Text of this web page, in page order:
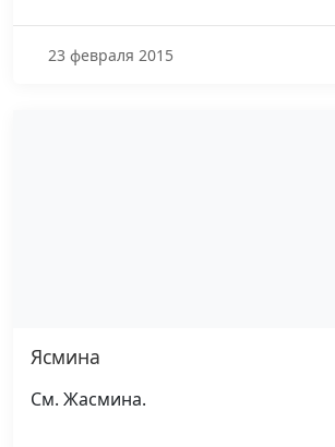
23 февраля 2015
Ясмина
См. Жасмина.